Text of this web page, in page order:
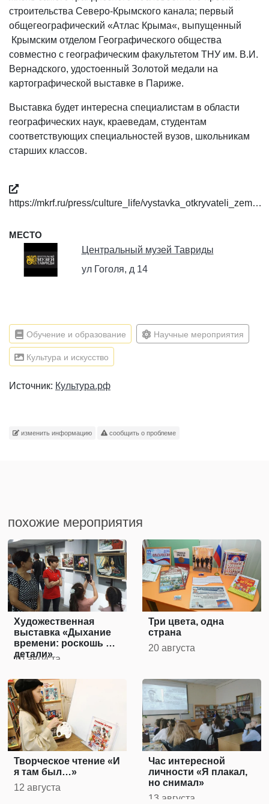
строительства Северо-Крымского канала; первый
общегеографический «Атлас Крыма«, выпущенный
Крымским отделом Географического общества
совместно с географическим факультетом ТНУ им. В.И.
Вернадского, удостоенный Золотой медали на
картографической выставке в Париже.
Выставка будет интересна специалистам в области
географических наук, краеведам, студентам
соответствующих специальностей вузов, школьникам
старших классов.
https://mkrf.ru/press/culture_life/vystavka_otkryvateli_zem…
МЕСТО
Центральный музей Тавриды
ул Гоголя, д 14
Обучение и образование Научные мероприятия
Культура и искусство
Источник: Культура.рф
изменить информацию сообщить о проблеме
похожие мероприятия
Художественная
выставка «Дыхание
времени: роскошь и
детали»
10 августа
Три цвета, одна
страна
20 августа
Творческое чтение «И
я там был…»
12 августа
Час интересной
личности «Я плакал,
но снимал»
13 августа